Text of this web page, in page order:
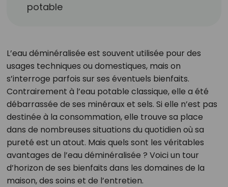
potable
L’eau déminéralisée est souvent utilisée pour des
usages techniques ou domestiques, mais on
s’interroge parfois sur ses éventuels bienfaits.
Contrairement à l’eau potable classique, elle a été
débarrassée de ses minéraux et sels. Si elle n’est pas
destinée à la consommation, elle trouve sa place
dans de nombreuses situations du quotidien où sa
pureté est un atout. Mais quels sont les véritables
avantages de l’eau déminéralisée ? Voici un tour
d’horizon de ses bienfaits dans les domaines de la
maison, des soins et de l’entretien.